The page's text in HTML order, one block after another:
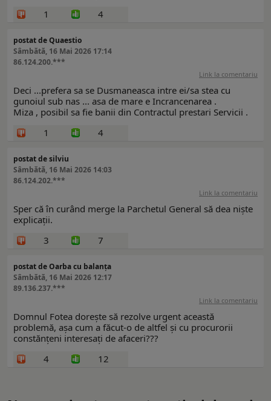
1
4
postat de Quaestio
Sâmbătă, 16 Mai 2026 17:14
86.124.200.***
Link la comentariu
Deci ...prefera sa se Dusmaneasca intre ei/sa stea cu
gunoiul sub nas ... asa de mare e Incrancenarea .
Miza , posibil sa fie banii din Contractul prestari Servicii .
1
4
postat de silviu
Sâmbătă, 16 Mai 2026 14:03
86.124.202.***
Link la comentariu
Sper că în curând merge la Parchetul General să dea niște
explicații.
3
7
postat de Oarba cu balanța
Sâmbătă, 16 Mai 2026 12:17
89.136.237.***
Link la comentariu
Domnul Fotea dorește să rezolve urgent această
problemă, așa cum a făcut-o de altfel și cu procurorii
constănțeni interesați de afaceri???
4
12